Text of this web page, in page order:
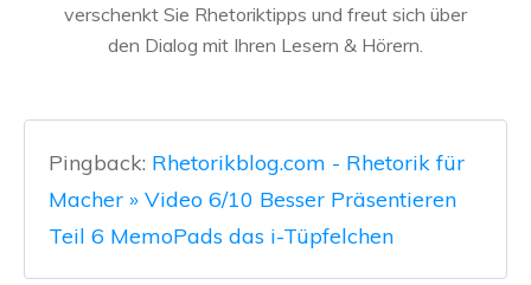
verschenkt Sie Rhetoriktipps und freut sich über
den Dialog mit Ihren Lesern & Hörern.
Pingback: Rhetorikblog.com - Rhetorik für
Macher » Video 6/10 Besser Präsentieren
Teil 6 MemoPads das i-Tüpfelchen